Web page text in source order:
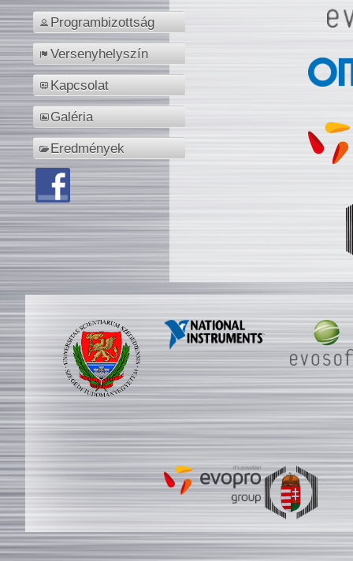
Programbizottság
Versenyhelyszín
Kapcsolat
Galéria
Eredmények